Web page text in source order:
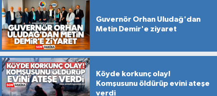
Guvernör Orhan Uludağ'dan
Metin Demir'e ziyaret
Köyde korkunç olay!
Komşusunu öldürüp evini ateşe
verdi